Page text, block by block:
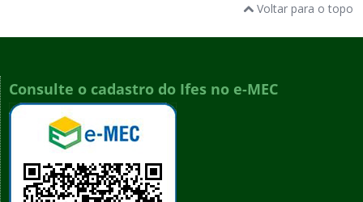
Voltar para o topo
Consulte o cadastro do Ifes no e-MEC